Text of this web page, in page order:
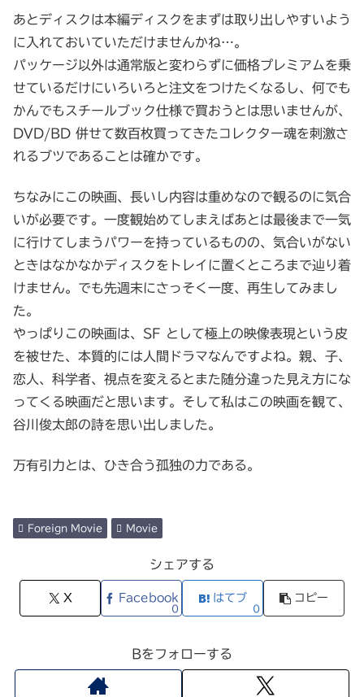
あとディスクは本編ディスクをまずは取り出しやすいよう
に入れておいていただけませんかね…。
パッケージ以外は通常版と変わらずに価格プレミアムを乗
せているだけにいろいろと注文をつけたくなるし、何でも
かんでもスチールブック仕様で買おうとは思いませんが、
DVD/BD 併せて数百枚買ってきたコレクター魂を刺激さ
れるブツであることは確かです。
ちなみにこの映画、長いし内容は重めなので観るのに気合
いが必要です。一度観始めてしまえばあとは最後まで一気
に行けてしまうパワーを持っているものの、気合いがない
ときはなかなかディスクをトレイに置くところまで辿り着
けません。でも先週末にさっそく一度、再生してみまし
た。
やっぱりこの映画は、SF として極上の映像表現という皮
を被せた、本質的には人間ドラマなんですよね。親、子、
恋人、科学者、視点を変えるとまた随分違った見え方にな
ってくる映画だと思います。そして私はこの映画を観て、
谷川俊太郎の詩を思い出しました。
万有引力とは、ひき合う孤独の力である。
Foreign Movie Movie
シェアする
X Facebook
0
はてブ
0
コピー
Bをフォローする